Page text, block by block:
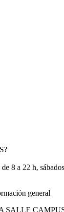
8 a 22 h,
general
SALLE